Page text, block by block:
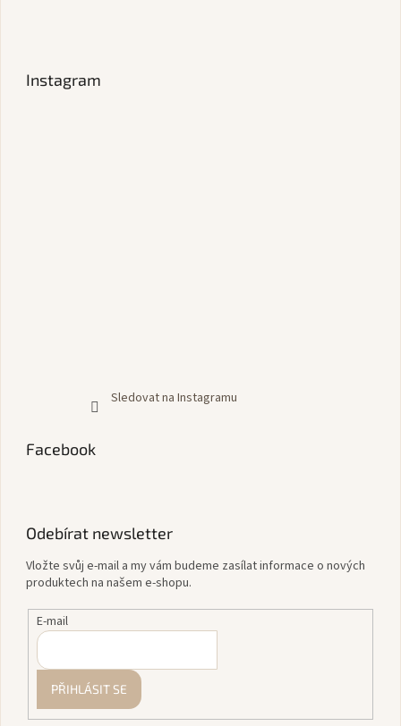
Instagram
Sledovat na Instagramu
Facebook
Odebírat newsletter
Vložte svůj e-mail a my vám budeme zasílat informace o nových
produktech na našem e-shopu.
E-mail
PŘIHLÁSIT SE